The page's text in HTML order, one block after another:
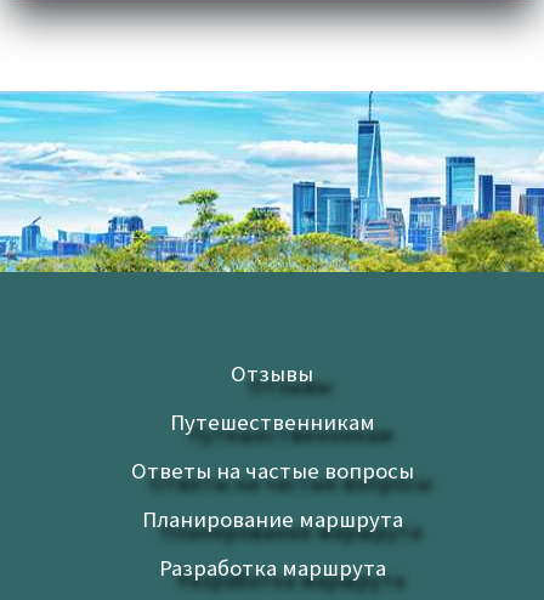
Отзывы
Путешественникам
Ответы на частые вопросы
Планирование маршрута
Разработка маршрута